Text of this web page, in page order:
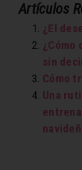
Artículos
¿El
¿Cómo
sin
Cómo
Una